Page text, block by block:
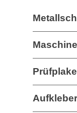
Aufkleber